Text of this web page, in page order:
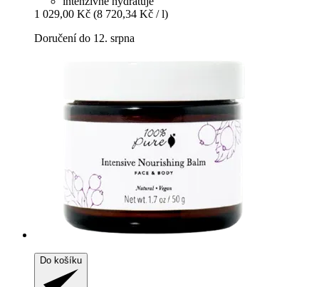
1 029,00 Kč (8 720,34 Kč / l)
Doručení do 12. srpna
Do košíku